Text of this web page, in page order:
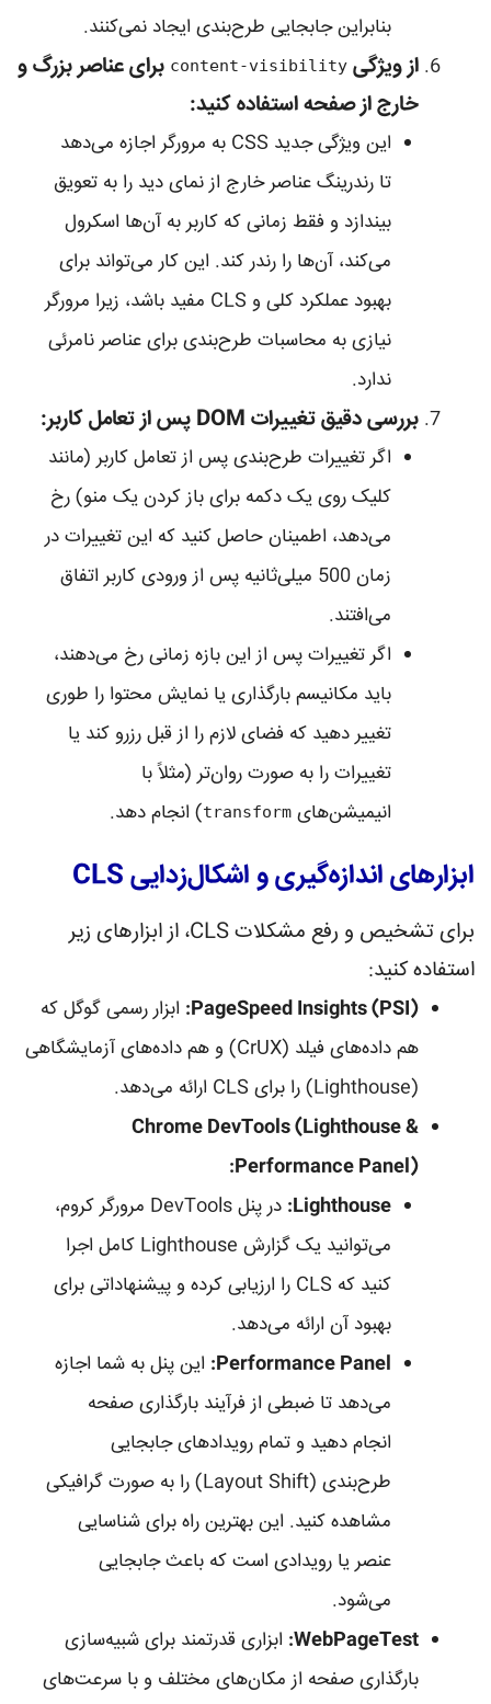
بنابراین جابجایی طرح‌بندی ایجاد نمی‌کنند.
از ویژگی content-visibility برای عناصر بزرگ و
خارج از صفحه استفاده کنید:
این ویژگی جدید CSS به مرورگر اجازه می‌دهد
تا رندرینگ عناصر خارج از نمای دید را به تعویق
بیندازد و فقط زمانی که کاربر به آن‌ها اسکرول
می‌کند، آن‌ها را رندر کند. این کار می‌تواند برای
بهبود عملکرد کلی و CLS مفید باشد، زیرا مرورگر
نیازی به محاسبات طرح‌بندی برای عناصر نامرئی
ندارد.
بررسی دقیق تغییرات DOM پس از تعامل کاربر:
اگر تغییرات طرح‌بندی پس از تعامل کاربر (مانند
کلیک روی یک دکمه برای باز کردن یک منو) رخ
می‌دهد، اطمینان حاصل کنید که این تغییرات در
زمان 500 میلی‌ثانیه پس از ورودی کاربر اتفاق
می‌افتند.
اگر تغییرات پس از این بازه زمانی رخ می‌دهند،
باید مکانیسم بارگذاری یا نمایش محتوا را طوری
تغییر دهید که فضای لازم را از قبل رزرو کند یا
تغییرات را به صورت روان‌تر (مثلاً با
انیمیشن‌هایtransform) انجام دهد.
ابزارهای اندازه‌گیری و اشکال‌زدایی CLS
برای تشخیص و رفع مشکلات CLS، از ابزارهای زیر
استفاده کنید:
PageSpeed Insights (PSI): ابزار رسمی گوگل که
هم داده‌های فیلد (CrUX) و هم داده‌های آزمایشگاهی
(Lighthouse) را برای CLS ارائه می‌دهد.
Chrome DevTools (Lighthouse &
Performance Panel):
Lighthouse:
در پنل DevTools مرورگر کروم،
می‌توانید یک گزارش Lighthouse کامل اجرا
کنید که CLS را ارزیابی کرده و پیشنهاداتی برای
بهبود آن ارائه می‌دهد.
Performance Panel: این پنل به شما اجازه
می‌دهد تا ضبطی از فرآیند بارگذاری صفحه
انجام دهید و تمام رویدادهای جابجایی
طرح‌بندی (Layout Shift) را به صورت گرافیکی
مشاهده کنید. این بهترین راه برای شناسایی
عنصر یا رویدادی است که باعث جابجایی
می‌شود.
WebPageTest: ابزاری قدرتمند برای شبیه‌سازی
بارگذاری صفحه از مکان‌های مختلف و با سرعت‌های